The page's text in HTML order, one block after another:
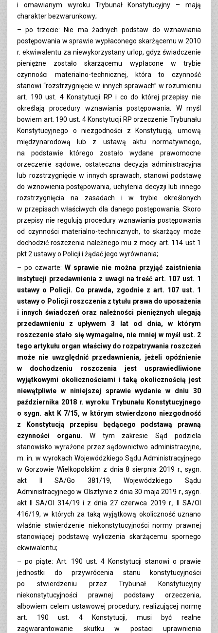
i omawianym wyroku Trybunał Konstytucyjny – mają
charakter bezwarunkowy;
– po trzecie: Nie ma żadnych podstaw do wznawiania
postępowania w sprawie wypłaconego skarżącemu w 2010
r. ekwiwalentu za niewykorzystany urlop, gdyż świadczenie
pieniężne zostało skarżącemu wypłacone w trybie
czynności materialno-technicznej, która to czynność
stanowi “rozstrzygnięcie w innych sprawach” w rozumieniu
art. 190 ust. 4 Konstytucji RP i co do której przepisy nie
określają procedury wznawiania postępowania. W myśl
bowiem art. 190 ust. 4 Konstytucji RP orzeczenie Trybunału
Konstytucyjnego o niezgodności z Konstytucją, umową
międzynarodową lub z ustawą aktu normatywnego,
na podstawie którego zostało wydane prawomocne
orzeczenie sądowe, ostateczna decyzja administracyjna
lub rozstrzygnięcie w innych sprawach, stanowi podstawę
do wznowienia postępowania, uchylenia decyzji lub innego
rozstrzygnięcia na zasadach i w trybie określonych
w przepisach właściwych dla danego postępowania. Skoro
przepisy nie regulują procedury wznawiania postępowania
od czynności materialno-technicznych, to skarżący może
dochodzić roszczenia należnego mu z mocy art. 114 ust 1
pkt 2 ustawy o Policji i żądać jego wyrównania;
– po czwarte: W sprawie nie można przyjąć zaistnienia
instytucji przedawnienia z uwagi na treść art. 107 ust. 1
ustawy o Policji. Co prawda, zgodnie z art. 107 ust. 1
ustawy o Policji roszczenia z tytułu prawa do uposażenia
i innych świadczeń oraz należności pieniężnych ulegają
przedawnieniu z upływem 3 lat od dnia, w którym
roszczenie stało się wymagalne, nie mniej w myśl ust. 2
tego artykułu organ właściwy do rozpatrywania roszczeń
może nie uwzględnić przedawnienia, jeżeli opóźnienie
w dochodzeniu roszczenia jest usprawiedliwione
wyjątkowymi okolicznościami i taką okolicznością jest
niewątpliwie w niniejszej sprawie wydanie w dniu 30
października 2018 r. wyroku Trybunału Konstytucyjnego
o sygn. akt K 7/15, w którym stwierdzono niezgodność
z Konstytucją przepisu będącego podstawą prawną
czynności organu. W tym zakresie Sąd podziela
stanowisko wyrażone przez sądownictwo administracyjne,
m. in. w wyrokach Wojewódzkiego Sądu Administracyjnego
w Gorzowie Wielkopolskim z dnia 8 sierpnia 2019 r., sygn.
akt II SA/Go 381/19, Wojewódzkiego Sądu
Administracyjnego w Olsztynie z dnia 30 maja 2019 r., sygn.
akt II SA/Ol 314/19 i z dnia 27 czerwca 2019 r., II SA/Ol
416/19, w których za taką wyjątkową okoliczność uznano
właśnie stwierdzenie niekonstytucyjności normy prawnej
stanowiącej podstawę wyliczenia skarżącemu spornego
ekwiwalentu;
– po piąte: Art. 190 ust. 4 Konstytucji stanowi o prawie
jednostki do przywrócenia stanu konstytucyjności
po stwierdzeniu przez Trybunał Konstytucyjny
niekonstytucyjności prawnej podstawy orzeczenia,
albowiem celem ustawowej procedury, realizującej normę
art. 190 ust. 4 Konstytucji, musi być realne
zagwarantowanie skutku w postaci uprawnienia